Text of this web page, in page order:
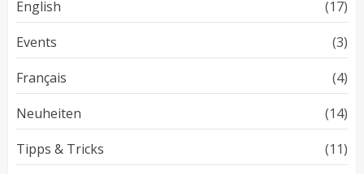
English
(17)
Events
(3)
Français
(4)
Neuheiten
(14)
Tipps & Tricks
(11)